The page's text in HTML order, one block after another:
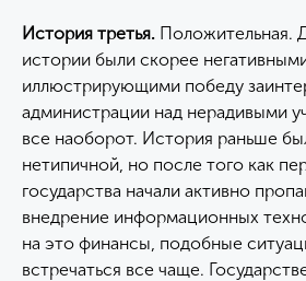
История третья. Положительная.
истории были скорее
иллюстрирующими победу
администрации над нерадивыми
все наоборот. История раньше
нетипичной, но после того как
государства начали активно
внедрение информационных
на это финансы, подобные
встречаться все чаще.